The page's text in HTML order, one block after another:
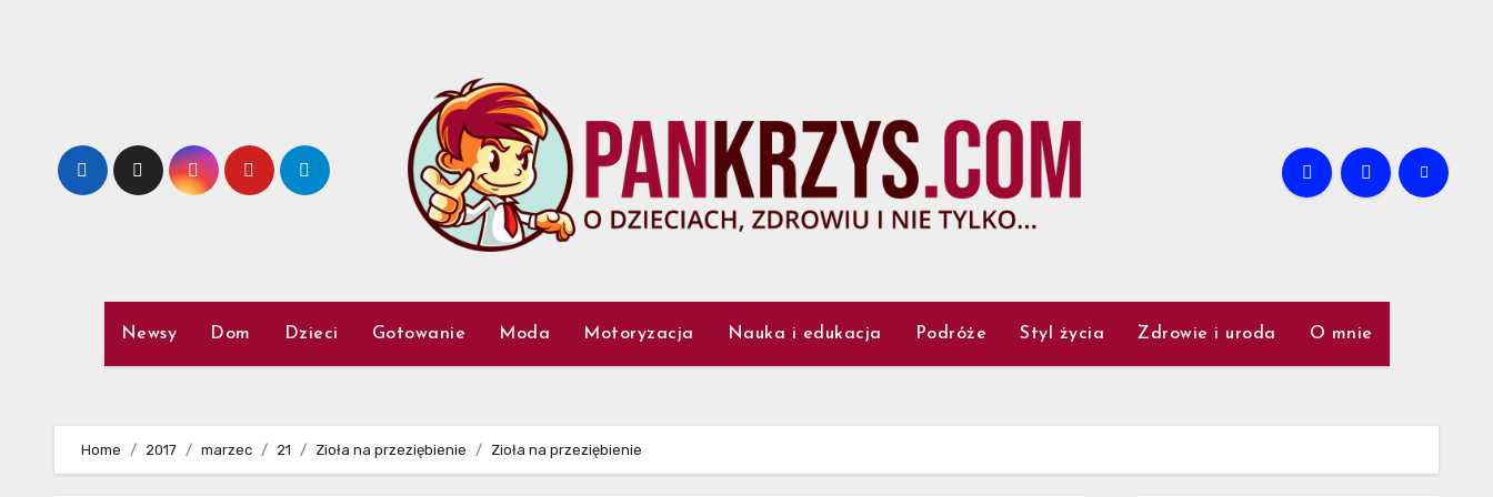
Newsy Dom Dzieci Gotowanie Moda Motoryzacja Nauka i edukacja Podróże Styl życia Zdrowie i uroda O mnie
Home 2017 marzec 21 Zioła na przeziębienie Zioła na przeziębienie